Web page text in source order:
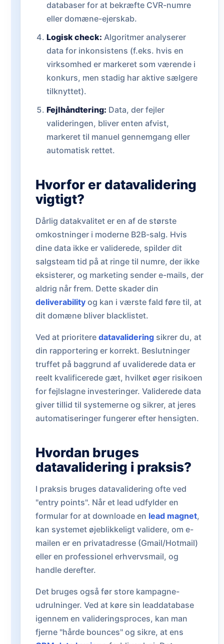
databaser for at bekræfte CVR-numre
eller domæne-ejerskab.
Logisk check: Algoritmer analyserer
data for inkonsistens (f.eks. hvis en
virksomhed er markeret som værende i
konkurs, men stadig har aktive sælgere
tilknyttet).
Fejlhåndtering: Data, der fejler
valideringen, bliver enten afvist,
markeret til manuel gennemgang eller
automatisk rettet.
Hvorfor er datavalidering
vigtigt?
Dårlig datakvalitet er en af de største
omkostninger i moderne B2B-salg. Hvis
dine data ikke er validerede, spilder dit
salgsteam tid på at ringe til numre, der ikke
eksisterer, og marketing sender e-mails, der
aldrig når frem. Dette skader din
deliverability og kan i værste fald føre til, at
dit domæne bliver blacklistet.
Ved at prioritere datavalidering sikrer du, at
din rapportering er korrekt. Beslutninger
truffet på baggrund af uvaliderede data er
reelt kvalificerede gæt, hvilket øger risikoen
for fejlslagne investeringer. Validerede data
giver tillid til systemerne og sikrer, at jeres
automatiseringer fungerer efter hensigten.
Hvordan bruges
datavalidering i praksis?
I praksis bruges datavalidering ofte ved
"entry points". Når et lead udfylder en
formular for at downloade en lead magnet,
kan systemet øjeblikkeligt validere, om e-
mailen er en privatadresse (Gmail/Hotmail)
eller en professionel erhvervsmail, og
handle derefter.
Det bruges også før store kampagne-
udrulninger. Ved at køre sin leaddatabase
igennem en valideringsproces, kan man
fjerne "hårde bounces" og sikre, at ens